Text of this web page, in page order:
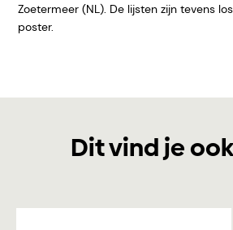
Zoetermeer (NL). De lijsten zijn tevens
poster.
Dit vind je